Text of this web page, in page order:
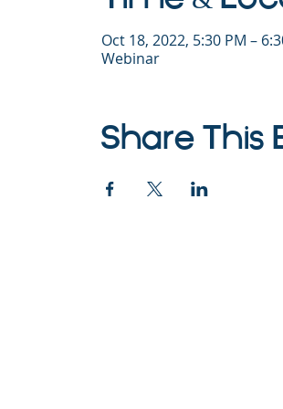
Oct 18, 2022, 5:30 PM –
Webinar
Share This